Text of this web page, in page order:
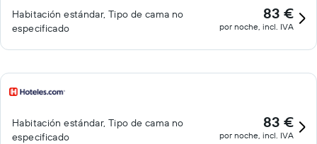
Habitación estándar, Tipo de cama no
especificado
83 €
por noche, incl. IVA
Habitación estándar, Tipo de cama no
especificado
83 €
por noche, incl. IVA